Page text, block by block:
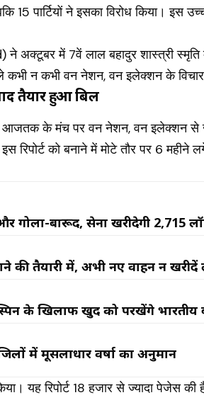
15 पार्टियों ने इसका विरोध किया। इस
अक्टूबर में 7वें लाल बहादुर शास्त्री स्मृति
कभी न कभी वन नेशन, वन इलेक्शन के
तैयार हुआ बिल
आजतक के मंच पर वन नेशन, वन इलेक्शन से
इस रिपोर्ट को बनाने में मोटे तौर पर 6
बारूद, सेना खरीदेगी 2,715
की तैयारी में, अभी नए वाहन न
के खिलाफ खुद को परखेंगे भारतीय
में मूसलाधार वर्षा का अनुमान
यह रिपोर्ट 18 हजार से ज्यादा पेजेस की